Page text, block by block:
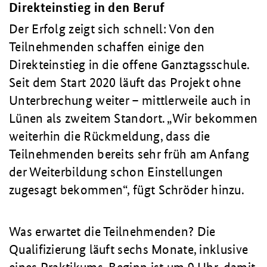
Direkteinstieg in den Beruf
Der Erfolg zeigt sich schnell: Von den
Teilnehmenden schaffen einige den
Direkteinstieg in die offene Ganztagsschule.
Seit dem Start 2020 läuft das Projekt ohne
Unterbrechung weiter – mittlerweile auch in
Lünen als zweitem Standort. Wir bekommen
weiterhin die Rückmeldung, dass die
Teilnehmenden bereits sehr früh am Anfang
der Weiterbildung schon Einstellungen
zugesagt bekommen , fügt Schröder hinzu.
Was erwartet die Teilnehmenden? Die
Qualifizierung läuft sechs Monate, inklusive